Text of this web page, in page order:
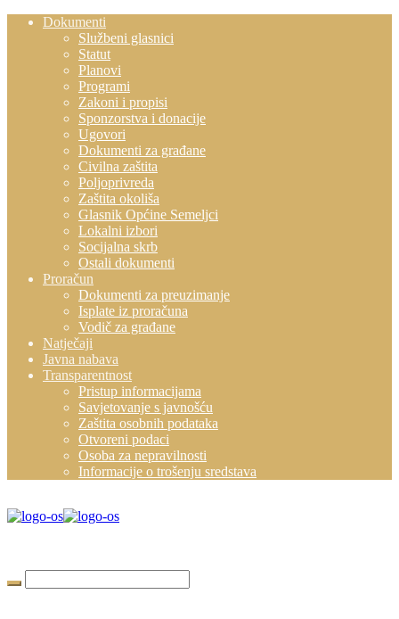
Dokumenti
Službeni glasnici
Statut
Planovi
Programi
Zakoni i propisi
Sponzorstva i donacije
Ugovori
Dokumenti za građane
Civilna zaštita
Poljoprivreda
Zaštita okoliša
Glasnik Općine Semeljci
Lokalni izbori
Socijalna skrb
Ostali dokumenti
Proračun
Dokumenti za preuzimanje
Isplate iz proračuna
Vodič za građane
Natječaji
Javna nabava
Transparentnost
Pristup informacijama
Savjetovanje s javnošću
Zaštita osobnih podataka
Otvoreni podaci
Osoba za nepravilnosti
Informacije o trošenju sredstava